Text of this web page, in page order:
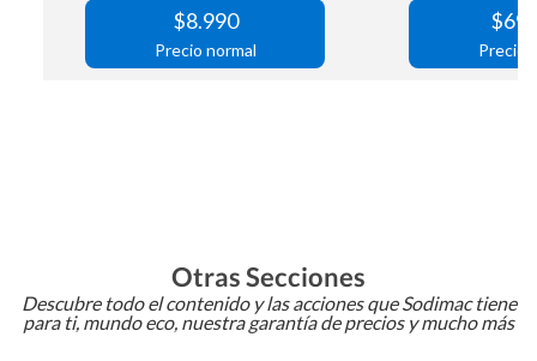
Otras Secciones
Descubre todo el contenido y las acciones que Sodimac tiene
para ti, mundo eco, nuestra garantía de precios y mucho más